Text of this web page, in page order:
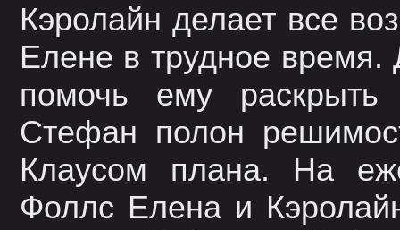
Кэролайн делает все
Елене в трудное
помочь ему
Стефан полон
Клаусом плана. На
Фоллс Елена и